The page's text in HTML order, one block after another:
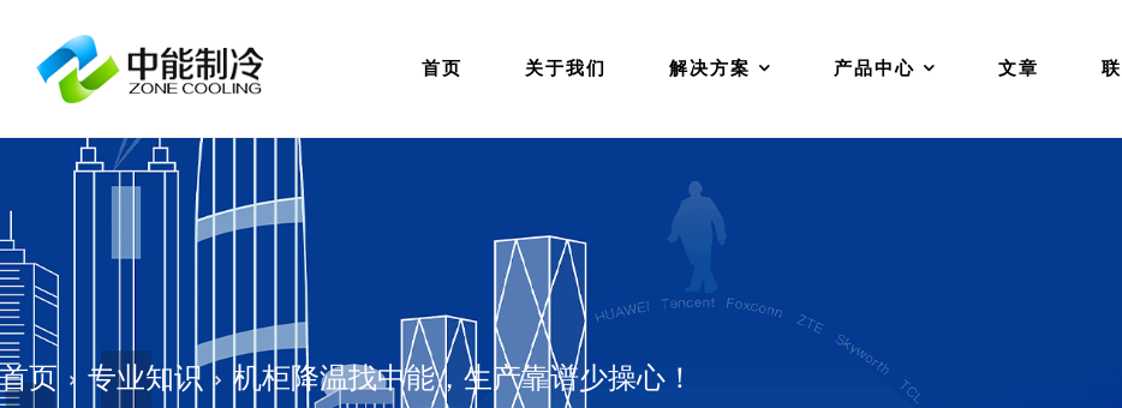
首页 关于我们 解决方案 产品中心 文章
首页 专业知识 机柜降温找中能，生产靠谱少操心！